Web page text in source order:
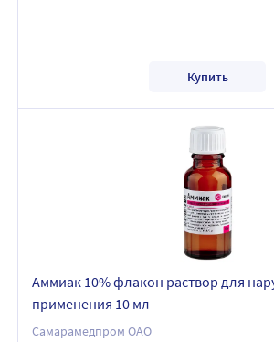
Купить
Аммиак 10% флакон раствор для
применения 10 мл
Самарамедпром ОАО